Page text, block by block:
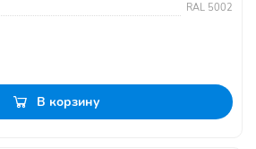
RAL 5002
В корзину